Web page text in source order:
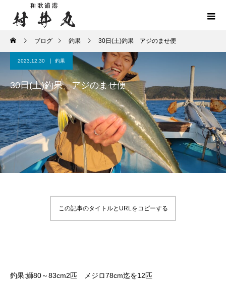
ブログ 釣果 30日(土)釣果 アジのませ便
2023.12.30 釣果
30日(土)釣果 アジのませ便
この記事のタイトルとURLをコピーする
釣果:鰤80～83cm2匹 メジロ78cm迄を12匹